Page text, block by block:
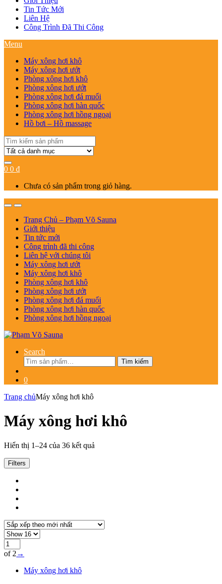
Tin Tức Mới
Liên Hệ
Công Trình Đã Thi Công
Menu
Máy xông hơi khô
Máy xông hơi ướt
Phòng xông hơi khô
Phòng xông hơi ướt
Phòng xông hơi đá muối
Phòng xông hơi hàn quốc
Phòng xông hơi hồng ngoại
Hồ bơi – Hồ massage
Search
for:
0 0 ₫
Chưa có sản phẩm trong giỏ hàng.
Trang Chủ – Phạm Võ Sauna
Giới thiệu
Tin tức mới
Công trình đã thi công
Liên hệ với chúng tôi
Máy xông hơi ướt
Máy xông hơi khô
Phòng xông hơi khô
Phòng xông hơi ướt
Phòng xông hơi đá muối
Phòng xông hơi hàn quốc
Phòng xông hơi hồng ngoại
Search
Tìm
kiếm:
Tìm kiếm
0
Trang chủMáy xông hơi khô
Máy xông hơi khô
Hiển thị 1–24 của 36 kết quả
Filters
of 2 →
Máy xông hơi khô